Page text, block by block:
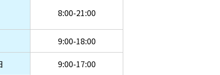
8:00-21:00
9:00-18:00
9:00-17:00